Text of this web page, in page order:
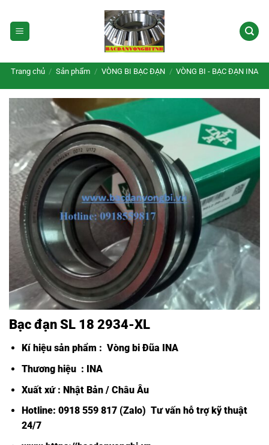
qua
nội
Trang chủ / Sản phẩm / VÒNG BI BẠC ĐẠN / VÒNG BI - BẠC ĐẠN INA
Bạc đạn SL 18 2934-XL
Kí hiệu sản phẩm : Vòng bi Đũa INA
Thương hiệu : INA
Xuất xứ : Nhật Bản / Châu Âu
Hotline: 0918 559 817 (Zalo) Tư vấn hỗ trợ kỹ thuật
24/7